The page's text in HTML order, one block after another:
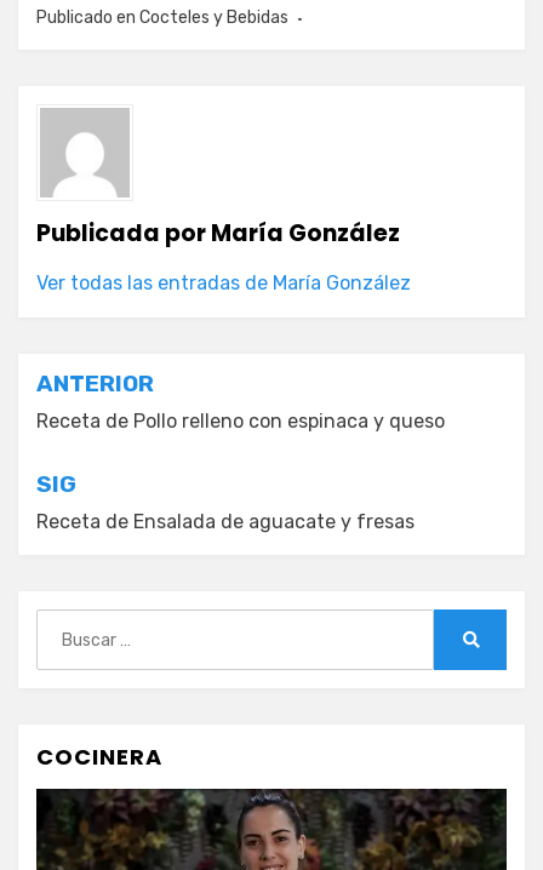
Publicado en Cocteles y Bebidas
Publicada porMaría González
Ver todas las entradas de María González
Navegación
de
entradas
ANTERIOR
Receta de Pollo relleno con espinaca y queso
SIG
Receta de Ensalada de aguacate y fresas
COCINERA